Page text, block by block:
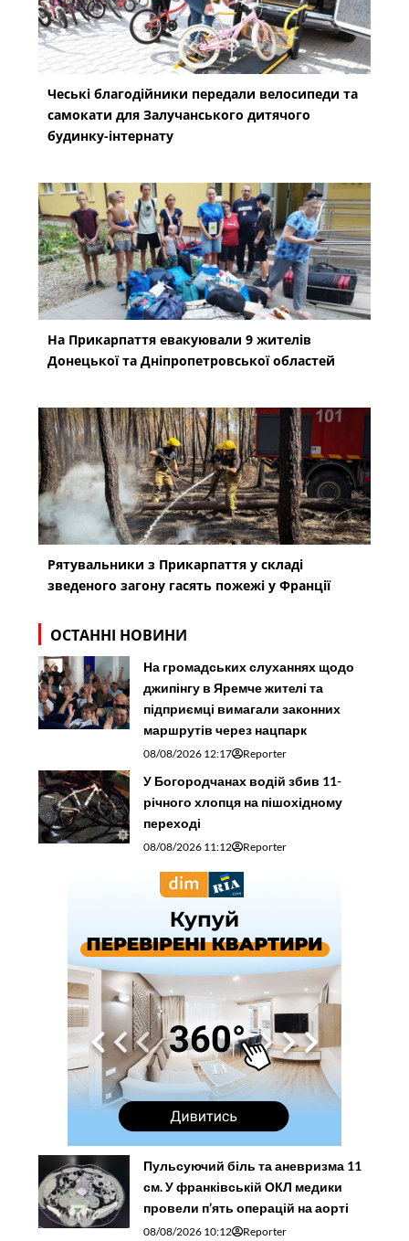
Чеські благодійники передали велосипеди та
самокати для Залучанського дитячого
будинку-інтернату
На Прикарпаття евакуювали 9 жителів
Донецької та Дніпропетровської областей
Рятувальники з Прикарпаття у складі
зведеного загону гасять пожежі у Франції
ОСТАННІ НОВИНИ
На громадських слуханнях щодо
джипінгу в Яремче житeлі та
підприємці вимагали законних
маршрутів через нацпарк
08/08/2026 12:17 Reporter
У Богородчанах водій збив 11-
річного хлопця на пішохідному
переході
08/08/2026 11:12 Reporter
Пульсуючий біль та аневризма 11
см. У франківській ОКЛ медики
провели п’ять операцій на аорті
08/08/2026 10:12 Reporter